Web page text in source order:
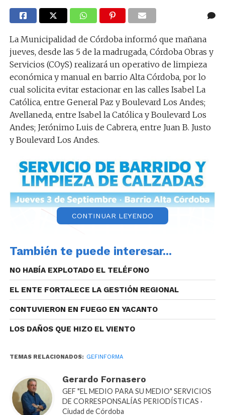
La Municipalidad de Córdoba informó que mañana
jueves, desde las 5 de la madrugada, Córdoba Obras y
Servicios (COyS) realizará un operativo de limpieza
económica y manual en barrio Alta Córdoba, por lo
cual solicita evitar estacionar en las calles Isabel La
Católica, entre General Paz y Boulevard Los Andes;
Avellaneda, entre Isabel la Católica y Boulevard Los
Andes; Jerónimo Luis de Cabrera, entre Juan B. Justo
y Boulevard Los Andes.
CONTINUAR LEYENDO
También te puede interesar...
NO HABÍA EXPLOTADO EL TELÉFONO
EL ENTE FORTALECE LA GESTIÓN REGIONAL
CONTUVIERON EN FUEGO EN YACANTO
LOS DAÑOS QUE HIZO EL VIENTO
TEMAS RELACIONADOS: GEFINFORMA
Gerardo Fornasero
GEF "EL MEDIO PARA SU MEDIO" SERVICIOS
DE CORRESPONSALÍAS PERIODÍSTICAS ·
Ciudad de Córdoba